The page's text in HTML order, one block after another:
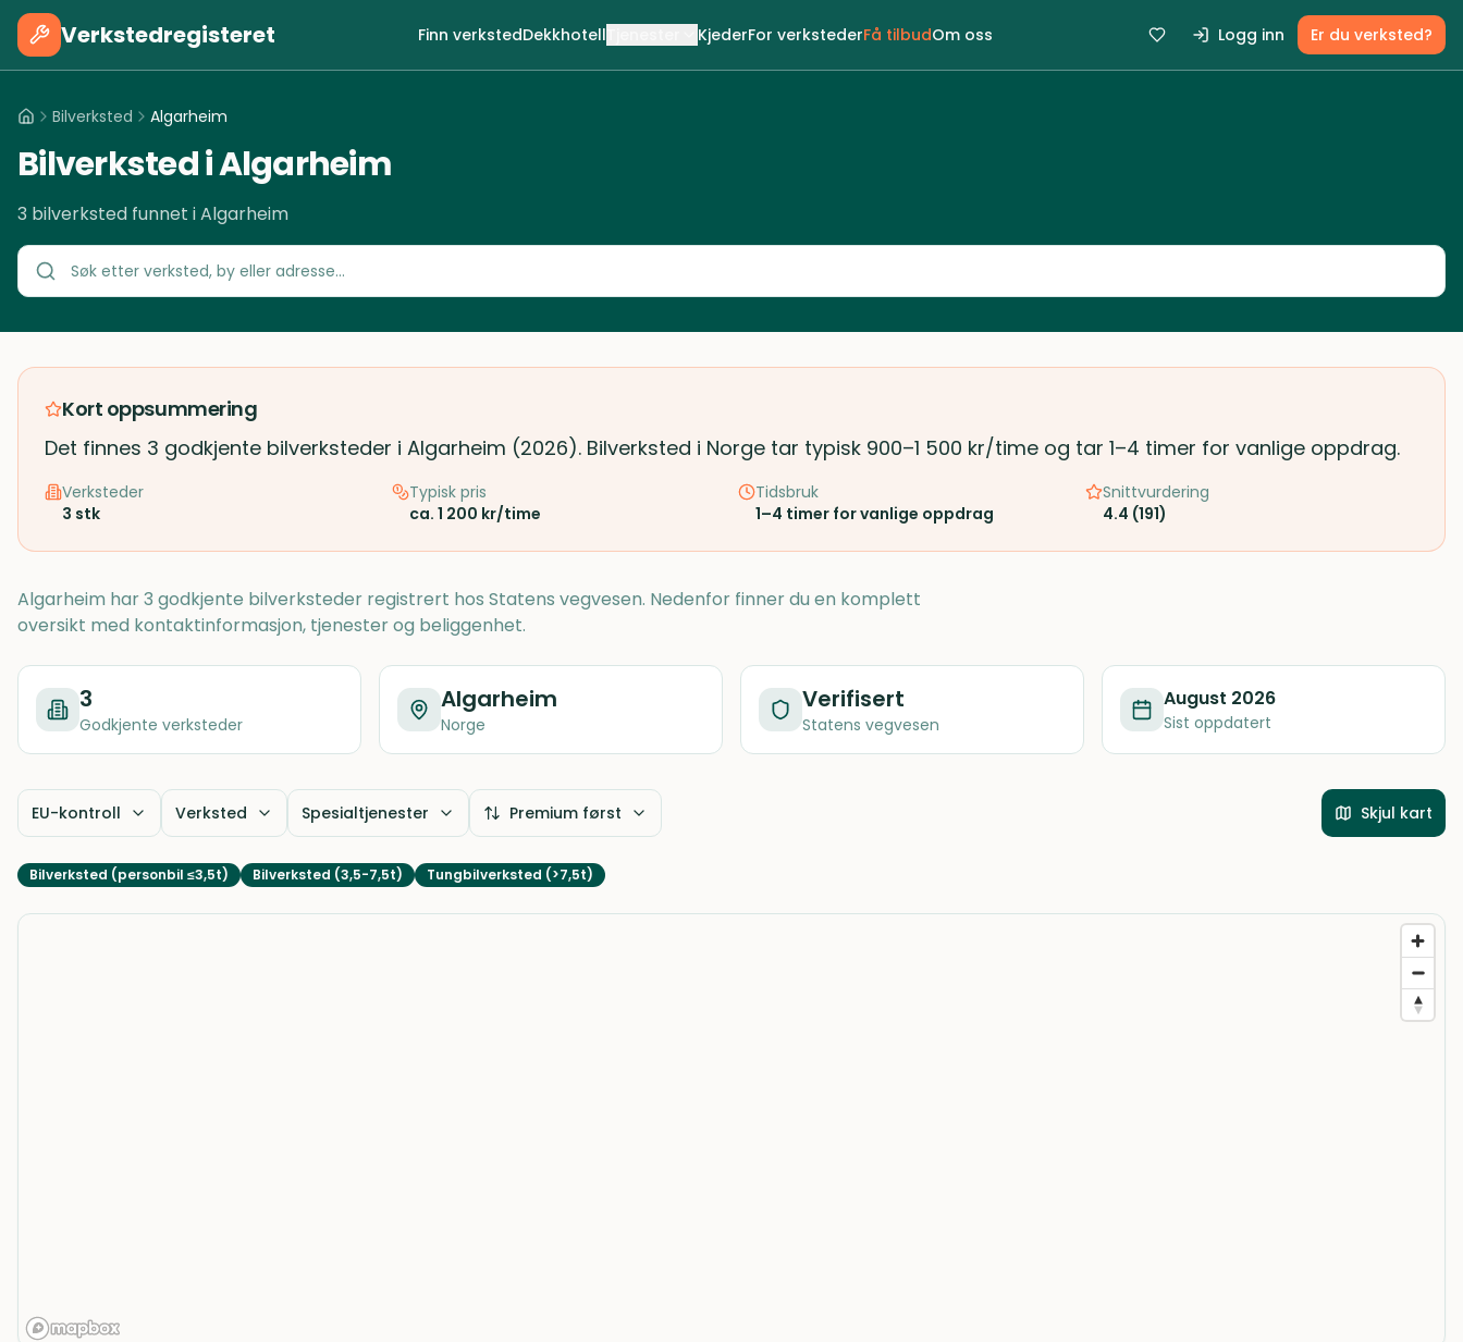
Verkstedregisteret Finn verkstedDekkhotell KjederFor verkstederFå tilbudOm oss Logg inn Er du verksted?
Bilverksted Algarheim
Bilverksted i Algarheim
3 bilverksted funnet i Algarheim
Kort oppsummering
Det finnes 3 godkjente bilverksteder i Algarheim (2026). Bilverksted i Norge tar typisk 900–1 500 kr/time og tar 1–4 timer for vanlige oppdrag.
Verksteder
3 stk
Typisk pris
ca. 1 200 kr/time
Tidsbruk
1–4 timer for vanlige oppdrag
Snittvurdering
4.4 (191)
Algarheim har 3 godkjente bilverksteder registrert hos Statens vegvesen. Nedenfor finner du en komplett
oversikt med kontaktinformasjon, tjenester og beliggenhet.
3
Godkjente verksteder
Algarheim
Norge
Verifisert
Statens vegvesen
August 2026
Sist oppdatert
EU-kontroll Verksted Spesialtjenester Premium først Skjul kart
Bilverksted (personbil ≤3,5t) Bilverksted (3,5-7,5t) Tungbilverksted (>7,5t)